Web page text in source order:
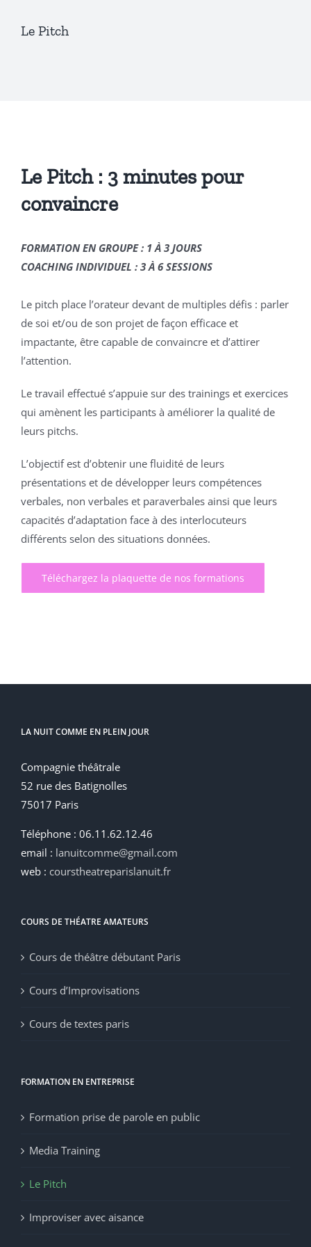
Le Pitch
Le Pitch : 3 minutes pour
convaincre
FORMATION EN GROUPE : 1 À 3 JOURS
COACHING INDIVIDUEL : 3 À 6 SESSIONS
Le pitch place l’orateur devant de multiples défis : parler
de soi et/ou de son projet de façon efficace et
impactante, être capable de convaincre et d’attirer
l’attention.
Le travail effectué s’appuie sur des trainings et exercices
qui amènent les participants à améliorer la qualité de
leurs pitchs.
L’objectif est d’obtenir une fluidité de leurs
présentations et de développer leurs compétences
verbales, non verbales et paraverbales ainsi que leurs
capacités d’adaptation face à des interlocuteurs
différents selon des situations données.
Téléchargez la plaquette de nos formations
LA NUIT COMME EN PLEIN JOUR
Compagnie théâtrale
52 rue des Batignolles
75017 Paris
Téléphone : 06.11.62.12.46
email : lanuitcomme@gmail.com
web : courstheatreparislanuit.fr
COURS DE THÉATRE AMATEURS
Cours de théâtre débutant Paris
Cours d’Improvisations
Cours de textes paris
FORMATION EN ENTREPRISE
Formation prise de parole en public
Media Training
Le Pitch
Improviser avec aisance